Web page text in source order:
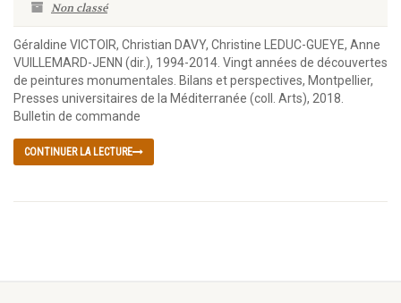
Non classé
Géraldine VICTOIR, Christian DAVY, Christine LEDUC-GUEYE, Anne
VUILLEMARD-JENN (dir.), 1994-2014. Vingt années de découvertes
de peintures monumentales. Bilans et perspectives, Montpellier,
Presses universitaires de la Méditerranée (coll. Arts), 2018.
Bulletin de commande
CONTINUER LA LECTURE